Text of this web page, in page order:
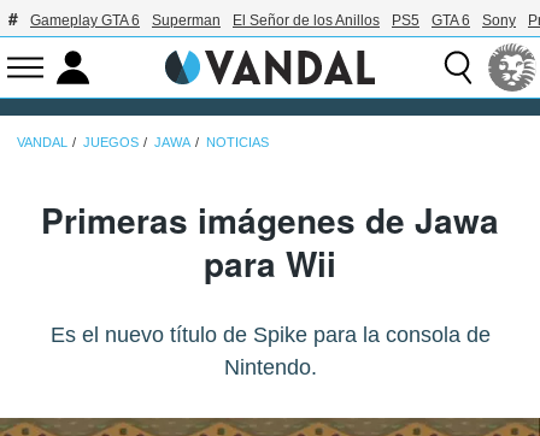
Gameplay GTA 6 Superman El Señor de los Anillos PS5 GTA 6 Sony
VANDAL JUEGOS JAWA NOTICIAS
Primeras imágenes de Jawa
para Wii
Es el nuevo título de Spike para la consola de
Nintendo.